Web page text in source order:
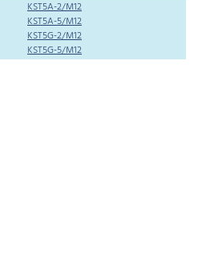
KST5A-2/M12
KST5A-5/M12
KST5G-2/M12
KST5G-5/M12